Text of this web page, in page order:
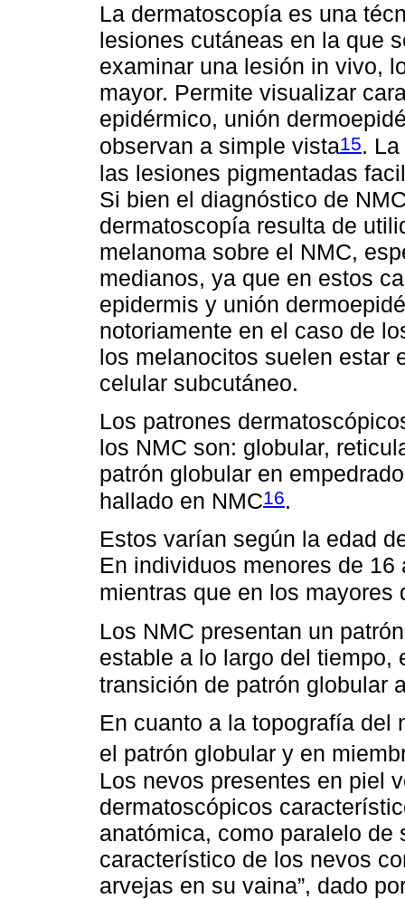
La dermatoscopía es una
lesiones cutáneas en la que
examinar una lesión in vivo,
mayor. Permite visualizar
epidérmico, unión
observan a simple vista15.
las lesiones pigmentadas
Si bien el diagnóstico de
dermatoscopía resulta de
melanoma sobre el NMC,
medianos, ya que en estos
epidermis y unión
notoriamente en el caso de
los melanocitos suelen estar
celular subcutáneo.
Los patrones
los NMC son: globular,
patrón globular en
hallado en NMC16.
Estos varían según la edad
En individuos menores de
mientras que en los mayores
Los NMC presentan un
estable a lo largo del tiempo,
transición de patrón globular
En cuanto a la topografía del
el patrón globular y en
Los nevos presentes en piel
dermatoscópicos
anatómica, como paralelo
característico de los nevos
arvejas en su vaina”, dado